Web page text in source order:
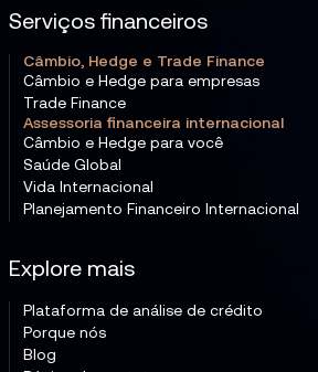
Serviços financeiros
Câmbio, Hedge e Trade Finance
Câmbio e Hedge para empresas
Trade Finance
Assessoria financeira internacional
Câmbio e Hedge para você
Saúde Global
Vida Internacional
Planejamento Financeiro Internacional
Explore mais
Plataforma de análise de crédito
Porque nós
Blog